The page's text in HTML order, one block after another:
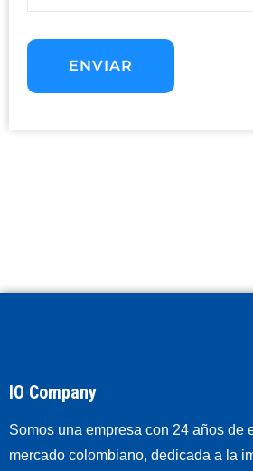
IO Company
Somos una empresa con 24 años de
mercado colombiano, dedicada a la